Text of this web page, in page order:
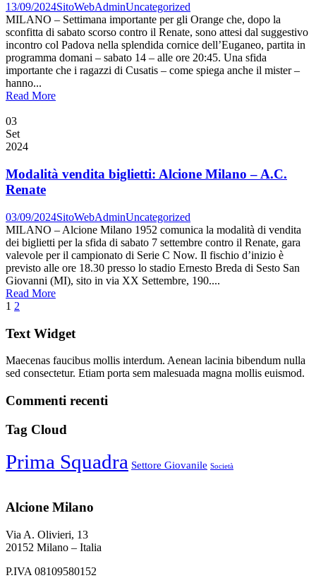
13/09/2024SitoWebAdminUncategorized
MILANO – Settimana importante per gli Orange che, dopo la
sconfitta di sabato scorso contro il Renate, sono attesi dal suggestivo
incontro col Padova nella splendida cornice dell’Euganeo, partita in
programma domani – sabato 14 – alle ore 20:45. Una sfida
importante che i ragazzi di Cusatis – come spiega anche il mister –
hanno...
Read More
03
Set
2024
Modalità vendita biglietti: Alcione Milano – A.C.
Renate
03/09/2024SitoWebAdminUncategorized
MILANO – Alcione Milano 1952 comunica la modalità di vendita
dei biglietti per la sfida di sabato 7 settembre contro il Renate, gara
valevole per il campionato di Serie C Now. Il fischio d’inizio è
previsto alle ore 18.30 presso lo stadio Ernesto Breda di Sesto San
Giovanni (MI), sito in via XX Settembre, 190....
Read More
1 2
Text Widget
Maecenas faucibus mollis interdum. Aenean lacinia bibendum nulla
sed consectetur. Etiam porta sem malesuada magna mollis euismod.
Commenti recenti
Tag Cloud
Prima Squadra Settore Giovanile Società
Alcione Milano
Via A. Olivieri, 13
20152 Milano – Italia
P.IVA 08109580152